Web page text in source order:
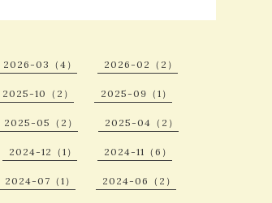
2026-03（4） 2026-02（2）
2025-10（2） 2025-09（1）
2025-05（2） 2025-04（2）
2024-12（1） 2024-11（6）
2024-07（1） 2024-06（2）